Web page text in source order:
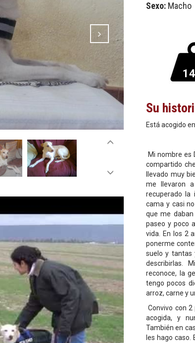
Sexo: Macho
Su
Está acogido
Mi nombre es
compartido
llevado muy
me llevaron
recuperado la
cama y casi
que me
paseo y poco
vida. En los 2
ponerme
suelo y tantas
describirlas.
reconoce, la
tengo pocos
arroz, carne y
Convivo con
acogida, y
También en
les hago